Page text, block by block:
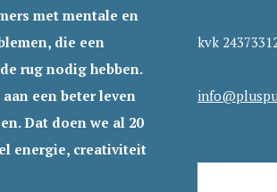
met mentale en
die een
rug nodig hebben.
een beter leven
Dat doen we al 20
energie, creativiteit
kvk